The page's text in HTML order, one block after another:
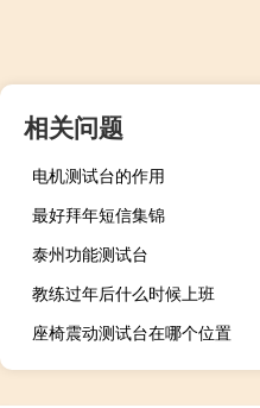
相关问题
电机测试台的作用
最好拜年短信集锦
泰州功能测试台
教练过年后什么时候上班
座椅震动测试台在哪个位置